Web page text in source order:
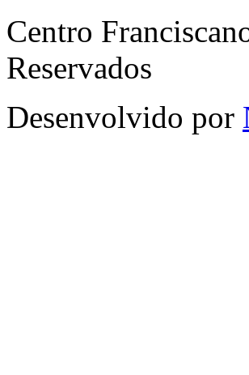
Centro
Reservados
Desenvolvido por